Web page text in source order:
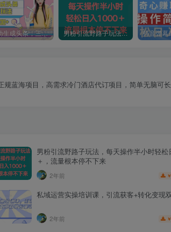
AI自动生成头条，三天必起号，三分钟轻松发布内容，复制粘贴，保姆级教… 男粉引流野路子玩法，每天操作半小时轻松日入1000＋，流量根本停不下来
规蓝海项目，高需求冷门酒店代订项目，简单无脑可
男粉引流野路子玩法，每天操作半小时轻
＋，流量根本停不下来
2年前 ￥
私域运营实操培训课，引流获客+转化变现
2年前 ￥